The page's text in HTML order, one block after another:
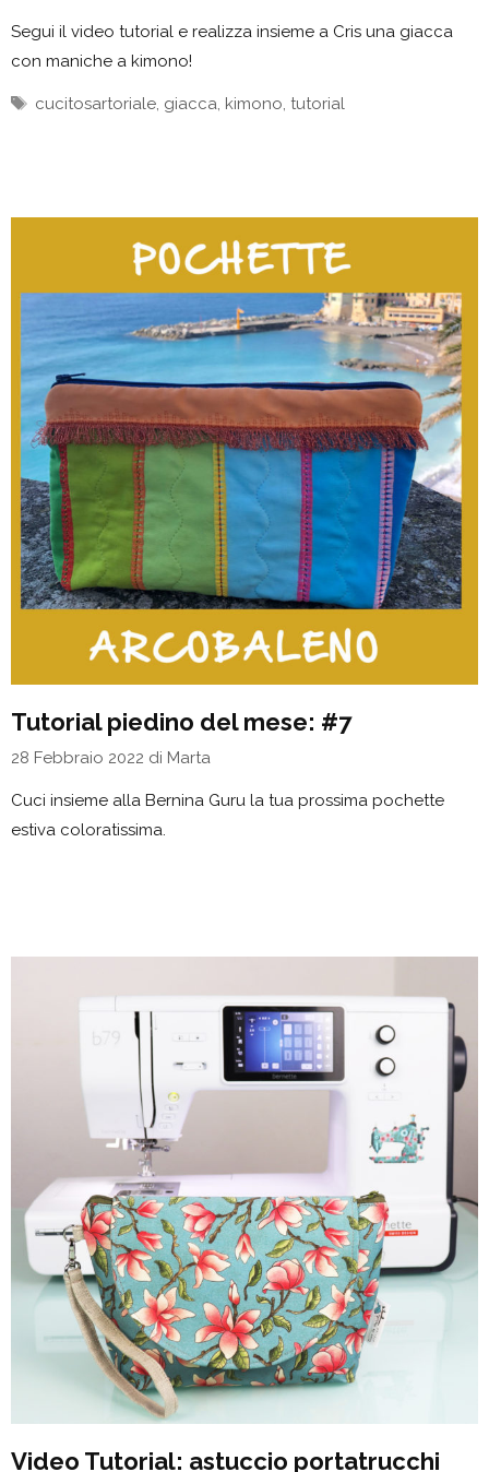
Segui il video tutorial e realizza insieme a Cris una giacca
con maniche a kimono!
Tag
cucitosartoriale giacca kimono tutorial
Tutorial piedino del mese: #7
28 Febbraio 2022 di Marta
Cuci insieme alla Bernina Guru la tua prossima pochette
estiva coloratissima.
Video Tutorial: astuccio portatrucchi